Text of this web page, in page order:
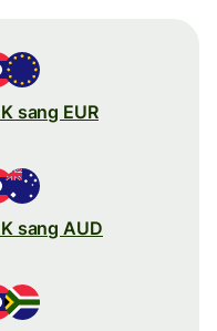
sang EUR
sang AUD